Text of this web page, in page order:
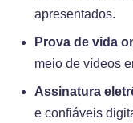
apresentados.
Prova de vida
meio de vídeos
Assinatura
e confiáveis